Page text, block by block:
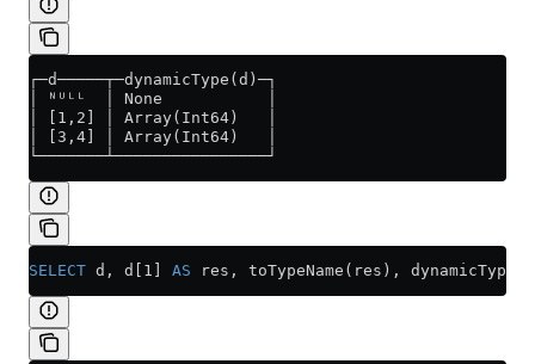
┌─d─────┬─dynamicType(d)─┐
│ ᴺᵁᴸᴸ  │ None           │
│ [1,2] │ Array(Int64)   │
│ [3,4] │ Array(Int64)   │
└───────┴────────────────┘
SELECT d, d[1] AS res, toTypeName(res),